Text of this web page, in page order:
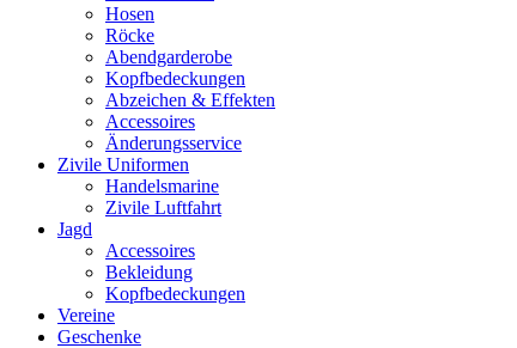
Hosen
Röcke
Abendgarderobe
Kopfbedeckungen
Abzeichen & Effekten
Accessoires
Änderungsservice
Zivile Uniformen
Handelsmarine
Zivile Luftfahrt
Jagd
Accessoires
Bekleidung
Kopfbedeckungen
Vereine
Geschenke